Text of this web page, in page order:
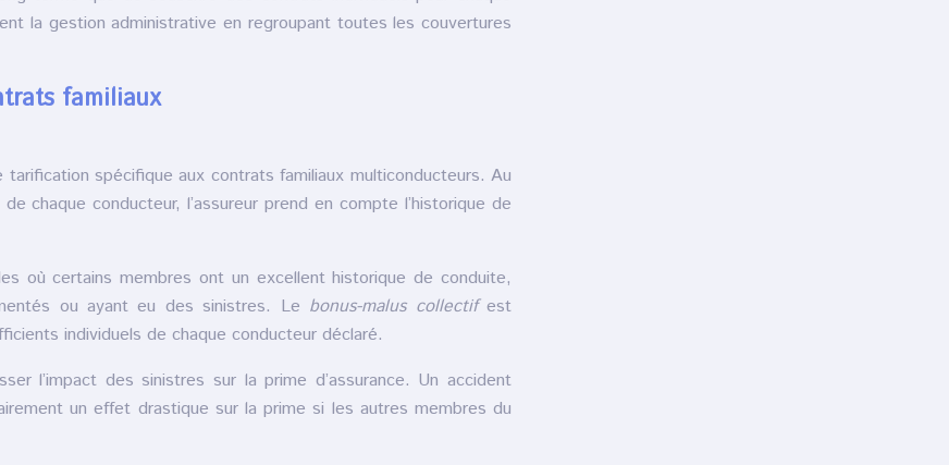
la gestion administrative en regroupant toutes les couvertures
familiaux
spécifique aux contrats familiaux multiconducteurs. Au
chaque conducteur, l’assureur prend en compte l’historique de
où certains membres ont un excellent historique de conduite,
ou ayant eu des sinistres. Le bonus-malus collectifest
individuels de chaque conducteur déclaré.
l’impact des sinistres sur la prime d’assurance. Un accident
un effet drastique sur la prime si les autres membres du